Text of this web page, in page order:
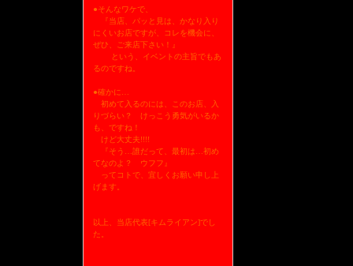
●そんなワケで、
『当店、パッと見は、かなり入り
にくいお店ですが、コレを機会に、
ぜひ、ご来店下さい！』
という、イベントの主旨でもあ
るのですね。
●確かに…
初めて入るのには、このお店、入
りづらい？ けっこう勇気がいるか
も、ですね！
けど大丈夫!!!!
『そう…誰だって、最初は…初め
てなのよ？ ウフフ』
ってコトで、宜しくお願い申し上
げます。
以上、当店代表[キムライアン]でし
た。